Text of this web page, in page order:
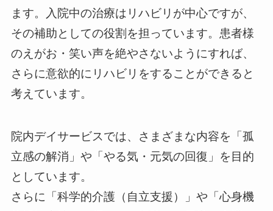
ます。入院中の治療はリハビリが中心ですが、
その補助としての役割を担っています。患者様
のえがお・笑い声を絶やさないようにすれば、
さらに意欲的にリハビリをすることができると
考えています。
院内デイサービスでは、さまざまな内容を「孤
立感の解消」や「やる気・元気の回復」を目的
としています。
さらに「科学的介護（自立支援）」や「心身機